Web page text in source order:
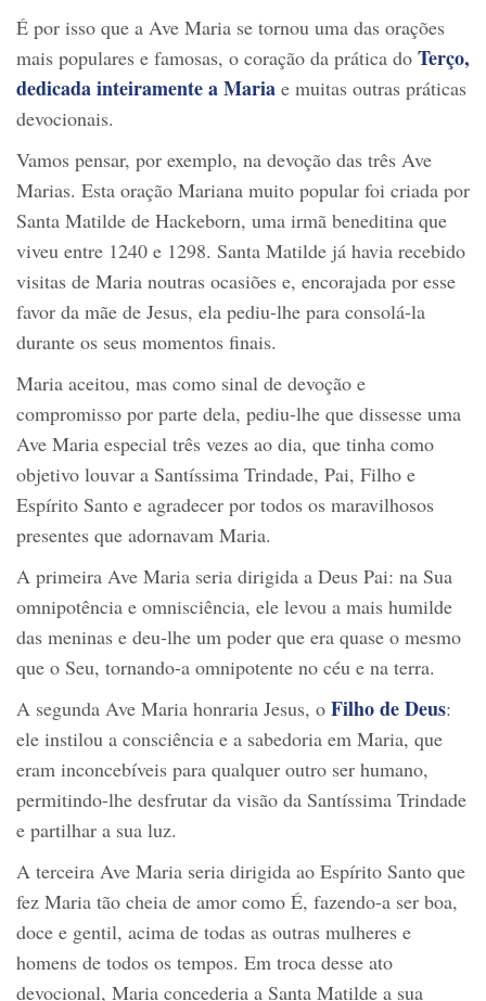
É por isso que a Ave Maria se tornou uma das orações
mais populares e famosas, o coração da prática do Terço,
dedicada inteiramente a Maria e muitas outras práticas
devocionais.
Vamos pensar, por exemplo, na devoção das três Ave
Marias. Esta oração Mariana muito popular foi criada por
Santa Matilde de Hackeborn, uma irmã beneditina que
viveu entre 1240 e 1298. Santa Matilde já havia recebido
visitas de Maria noutras ocasiões e, encorajada por esse
favor da mãe de Jesus, ela pediu-lhe para consolá-la
durante os seus momentos finais.
Maria aceitou, mas como sinal de devoção e
compromisso por parte dela, pediu-lhe que dissesse uma
Ave Maria especial três vezes ao dia, que tinha como
objetivo louvar a Santíssima Trindade, Pai, Filho e
Espírito Santo e agradecer por todos os maravilhosos
presentes que adornavam Maria.
A primeira Ave Maria seria dirigida a Deus Pai: na Sua
omnipotência e omnisciência, ele levou a mais humilde
das meninas e deu-lhe um poder que era quase o mesmo
que o Seu, tornando-a omnipotente no céu e na terra.
A segunda Ave Maria honraria Jesus, o Filho de Deus:
ele instilou a consciência e a sabedoria em Maria, que
eram inconcebíveis para qualquer outro ser humano,
permitindo-lhe desfrutar da visão da Santíssima Trindade
e partilhar a sua luz.
A terceira Ave Maria seria dirigida ao Espírito Santo que
fez Maria tão cheia de amor como É, fazendo-a ser boa,
doce e gentil, acima de todas as outras mulheres e
homens de todos os tempos. Em troca desse ato
devocional, Maria concederia a Santa Matilde a sua